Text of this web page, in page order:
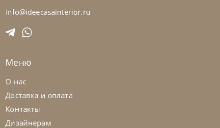
Кровать Comet
info@ideecasainterior.ru
Меню
О нас
Доставка и оплата
Контакты
Дизайнерам